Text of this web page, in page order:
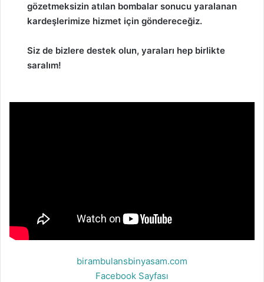
gözetmeksizin atılan bombalar sonucu yaralanan
kardeşlerimize hizmet için göndereceğiz.
Siz de bizlere destek olun, yaraları hep birlikte
saralım!
birambulansbinyasam.com
Facebook Sayfası